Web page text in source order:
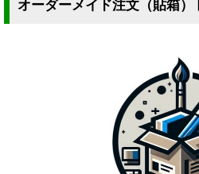
オーダーメイド注文（貼箱）